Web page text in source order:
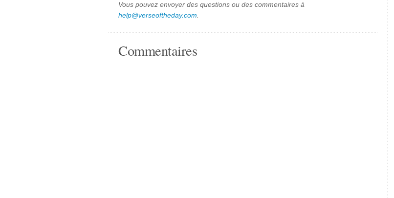
Vous pouvez envoyer des questions ou des commentaires à
help@verseoftheday.com
Commentaires